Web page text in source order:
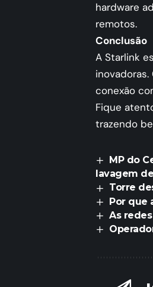
hardware
remotos.
Conclusão
A Starlink
conexão
Fique
trazendo
MP do
lavagem
Torre
Por que
As